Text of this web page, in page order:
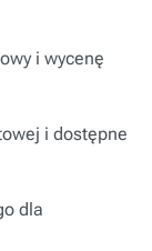
i wycenę
i dostępne
dla